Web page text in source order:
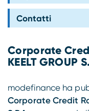
Contatti
Corporate
KEELT GROUP
modefinance ha
Corporate Credit